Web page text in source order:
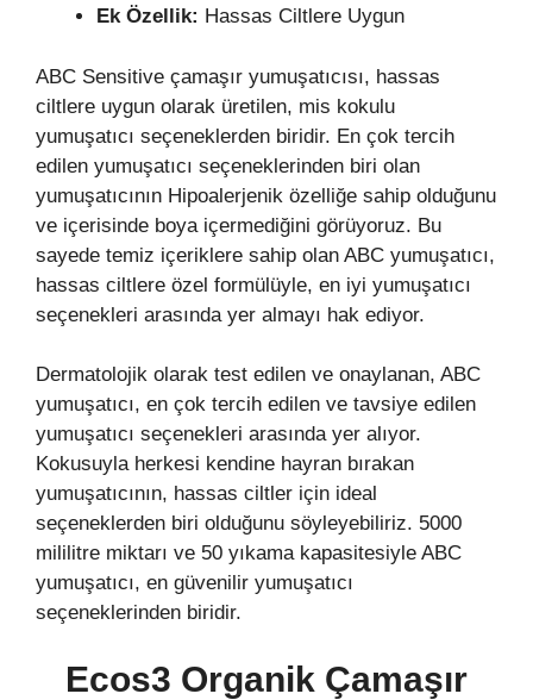
Ek Özellik: Hassas Ciltlere Uygun
ABC Sensitive çamaşır yumuşatıcısı, hassas
ciltlere uygun olarak üretilen, mis kokulu
yumuşatıcı seçeneklerden biridir. En çok tercih
edilen yumuşatıcı seçeneklerinden biri olan
yumuşatıcının Hipoalerjenik özelliğe sahip olduğunu
ve içerisinde boya içermediğini görüyoruz. Bu
sayede temiz içeriklere sahip olan ABC yumuşatıcı,
hassas ciltlere özel formülüyle, en iyi yumuşatıcı
seçenekleri arasında yer almayı hak ediyor.
Dermatolojik olarak test edilen ve onaylanan, ABC
yumuşatıcı, en çok tercih edilen ve tavsiye edilen
yumuşatıcı seçenekleri arasında yer alıyor.
Kokusuyla herkesi kendine hayran bırakan
yumuşatıcının, hassas ciltler için ideal
seçeneklerden biri olduğunu söyleyebiliriz. 5000
mililitre miktarı ve 50 yıkama kapasitesiyle ABC
yumuşatıcı, en güvenilir yumuşatıcı
seçeneklerinden biridir.
Ecos3 Organik Çamaşır